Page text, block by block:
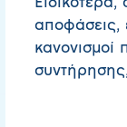
αποφάσεις,